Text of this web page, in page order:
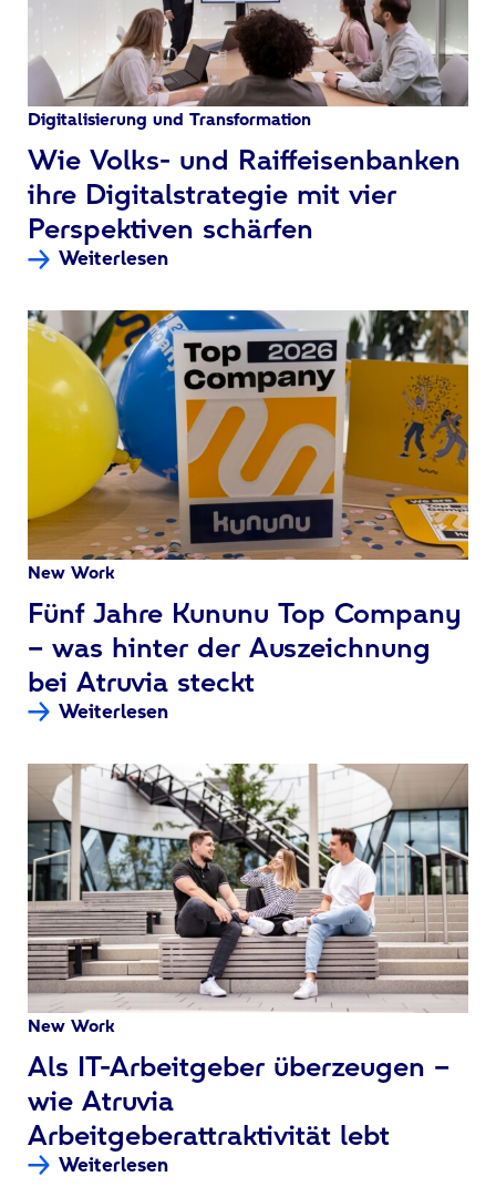
Digitalisierung und Transformation
:
Wie Volks- und Raiffeisenbanken
ihre Digitalstrategie mit vier
Perspektiven schärfen
Weiterlesen
New Work
:Fünf Jahre Kununu Top Company
– was hinter der Auszeichnung
bei Atruvia steckt
Weiterlesen
New Work
:
Als IT-Arbeitgeber überzeugen –
wie Atruvia
Arbeitgeberattraktivität lebt
Weiterlesen